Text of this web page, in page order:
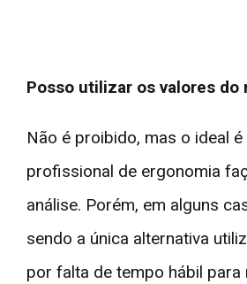
Posso utilizar os valores do
Não é proibido, mas o ideal é
profissional de ergonomia
análise. Porém, em alguns
sendo a única alternativa
por falta de tempo hábil para